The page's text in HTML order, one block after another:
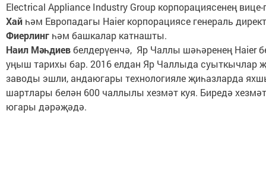
Electrical Appliance Industry Group корпорациясенең
Хай һәм Европадагы Haier корпорациясе генераль
Фиерлинг һәм башкалар катнашты.
Наил Мәһдиевбелдерүенчә, Яр Чаллы шәһәренең Haier
уңыш тарихы бар. 2016 елдан Яр Чаллыда суыткычлар
заводы эшли, андаюгары технологияле җиһазларда
шартлары белән 600 чаллылы хезмәт куя. Биредә
югары дәрәҗәдә.